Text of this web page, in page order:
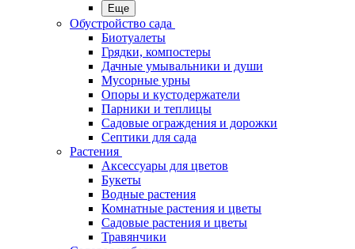
Еще
Обустройство сада
Биотуалеты
Грядки, компостеры
Дачные умывальники и души
Мусорные урны
Опоры и кустодержатели
Парники и теплицы
Садовые ограждения и дорожки
Септики для сада
Растения
Аксессуары для цветов
Букеты
Водные растения
Комнатные растения и цветы
Садовые растения и цветы
Травянчики